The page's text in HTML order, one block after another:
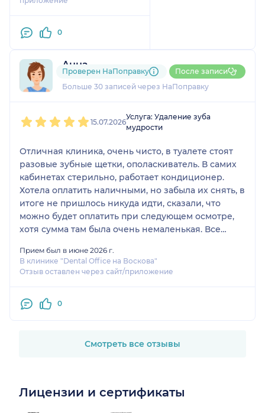
травмы детства!
рекомендацию
0
Анна
9 отзывов
Больше 30 записей через НаПоправку
Проверен НаПоправку После записи
15.07.2026
Услуга: Удаление зуба
мудрости
Отличная клиника, очень чисто, в туалете стоят
разовые зубные щетки, ополаскиватель. В самих
кабинетах стерильно, работает кондиционер.
Хотела оплатить наличными, но забыла их снять, в
итоге не пришлось никуда идти, сказали, что
можно будет оплатить при следующем осмотре,
хотя сумма там была очень немаленькая. Все
узнать про самочувствие.
Прием был в июне 2026 г.
В клинике "Dental Office на Воскова"
Отзыв оставлен через сайт/приложение
0
Смотреть все отзывы
Лицензии и сертификаты